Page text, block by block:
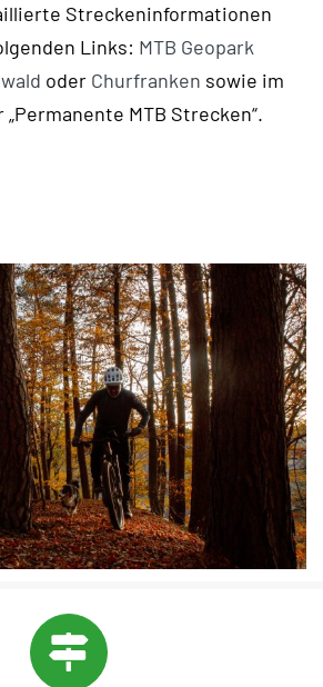
Streckeninformationen
Links: MTB Geopark
oder Churfranken sowie im
MTB Strecken“.